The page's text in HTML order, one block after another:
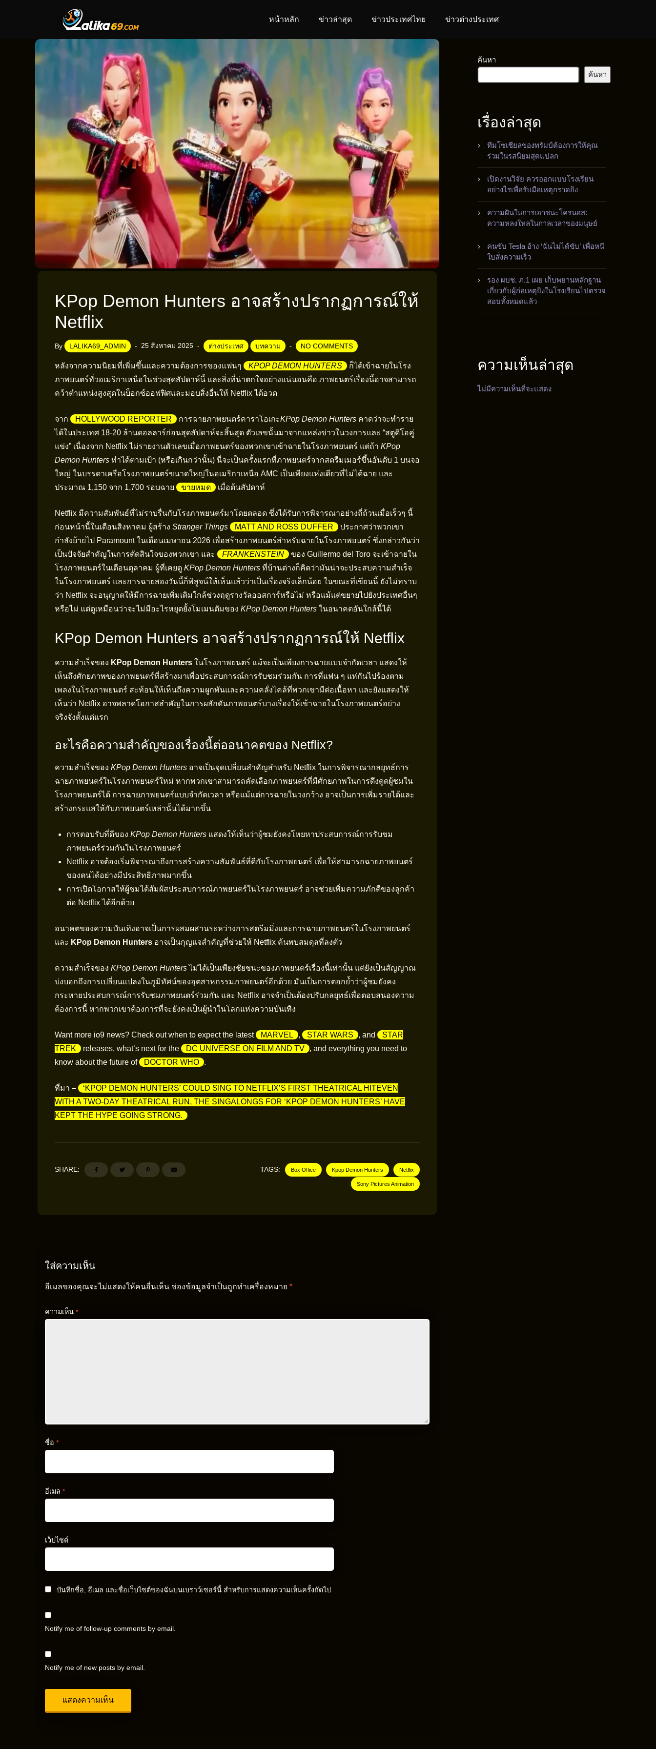
หน้าหลัก ข่าวล่าสุด ข่าวประเทศไทย ข่าวต่างประเทศ
KPop Demon Hunters อาจสร้างปรากฏการณ์ให้
Netflix
By LALIKA69_ADMIN 25 สิงหาคม 2025 ต่างประเทศ บทความ NO COMMENTS
หลังจากความนิยมที่เพิ่มขึ้นและความต้องการของแฟนๆ KPOP DEMON HUNTERS
ก็ได้เข้าฉายในโรง
ภาพยนตร์ทั่วอเมริกาเหนือในช่วงสุดสัปดาห์นี้ และสิ่งที่น่าตกใจอย่างแน่นอนคือ ภาพยนตร์เรื่องนี้อาจสามารถ
คว้าตำแหน่งสูงสุดในบ็อกซ์ออฟฟิศและมอบสิ่งอื่นให้ Netflix ได้อวด
จาก HOLLYWOOD REPORTER การฉายภาพยนตร์คาราโอเกะKPop Demon Hunters คาดว่าจะทำราย
ได้ในประเทศ 18-20 ล้านดอลลาร์ก่อนสุดสัปดาห์จะสิ้นสุด ตัวเลขนั้นมาจากแหล่งข่าวในวงการและ “สตูดิโอคู่
แข่ง” เนื่องจาก Netflix ไม่รายงานตัวเลขเมื่อภาพยนตร์ของพวกเขาเข้าฉายในโรงภาพยนตร์ แต่ถ้า KPop
Demon Hunters ทำได้ตามเป้า (หรือเกินกว่านั้น) นี่จะเป็นครั้งแรกที่ภาพยนตร์จากสตรีมเมอร์ขึ้นอันดับ 1 บนจอ
ใหญ่ ในบรรดาเครือโรงภาพยนตร์ขนาดใหญ่ในอเมริกาเหนือ AMC เป็นเพียงแห่งเดียวที่ไม่ได้ฉาย และ
ประมาณ 1,150 จาก 1,700 รอบฉาย
ขายหมด เมื่อต้นสัปดาห์
Netflix มีความสัมพันธ์ที่ไม่ราบรื่นกับโรงภาพยนตร์มาโดยตลอด ซึ่งได้รับการพิจารณาอย่างถี่ถ้วนเมื่อเร็วๆ นี้
ก่อนหน้านี้ในเดือนสิงหาคม ผู้สร้าง Stranger Things MATT AND ROSS DUFFER
ประกาศว่าพวกเขา
กำลังย้ายไป Paramount ในเดือนเมษายน 2026 เพื่อสร้างภาพยนตร์สำหรับฉายในโรงภาพยนตร์ ซึ่งกล่าวกันว่า
เป็นปัจจัยสำคัญในการตัดสินใจของพวกเขา และ
FRANKENSTEIN
ของ Guillermo del Toro จะเข้าฉายใน
โรงภาพยนตร์ในเดือนตุลาคม ผู้ที่เคยดู KPop Demon Hunters ที่บ้านต่างก็คิดว่ามันน่าจะประสบความสำเร็จ
ในโรงภาพยนตร์ และการฉายสองวันนี้ก็พิสูจน์ให้เห็นแล้วว่าเป็นเรื่องจริงเล็กน้อย ในขณะที่เขียนนี้ ยังไม่ทราบ
ว่า Netflix จะอนุญาตให้มีการฉายเพิ่มเติมใกล้ช่วงฤดูรางวัลออสการ์หรือไม่ หรือแม้แต่ขยายไปยังประเทศอื่นๆ
หรือไม่ แต่ดูเหมือนว่าจะไม่มีอะไรหยุดยั้งโมเมนตัมของ KPop Demon Hunters ในอนาคตอันใกล้นี้ได้
KPop Demon Hunters อาจสร้างปรากฏการณ์ให้ Netflix
ความสำเร็จของ KPop Demon Hunters ในโรงภาพยนตร์ แม้จะเป็นเพียงการฉายแบบจำกัดเวลา แสดงให้
เห็นถึงศักยภาพของภาพยนตร์ที่สร้างมาเพื่อประสบการณ์การรับชมร่วมกัน การที่แฟน ๆ แห่กันไปร้องตาม
เพลงในโรงภาพยนตร์ สะท้อนให้เห็นถึงความผูกพันและความคลั่งไคล้ที่พวกเขามีต่อเนื้อหา และยังแสดงให้
เห็นว่า Netflix อาจพลาดโอกาสสำคัญในการผลักดันภาพยนตร์บางเรื่องให้เข้าฉายในโรงภาพยนตร์อย่าง
จริงจังตั้งแต่แรก
อะไรคือความสำคัญของเรื่องนี้ต่ออนาคตของ Netflix?
ความสำเร็จของ KPop Demon Hunters อาจเป็นจุดเปลี่ยนสำคัญสำหรับ Netflix ในการพิจารณากลยุทธ์การ
ฉายภาพยนตร์ในโรงภาพยนตร์ใหม่ หากพวกเขาสามารถคัดเลือกภาพยนตร์ที่มีศักยภาพในการดึงดูดผู้ชมใน
โรงภาพยนตร์ได้ การฉายภาพยนตร์แบบจำกัดเวลา หรือแม้แต่การฉายในวงกว้าง อาจเป็นการเพิ่มรายได้และ
สร้างกระแสให้กับภาพยนตร์เหล่านั้นได้มากขึ้น
การตอบรับที่ดีของ KPop Demon Hunters แสดงให้เห็นว่าผู้ชมยังคงโหยหาประสบการณ์การรับชม
ภาพยนตร์ร่วมกันในโรงภาพยนตร์
Netflix อาจต้องเริ่มพิจารณาถึงการสร้างความสัมพันธ์ที่ดีกับโรงภาพยนตร์ เพื่อให้สามารถฉายภาพยนตร์
ของตนได้อย่างมีประสิทธิภาพมากขึ้น
การเปิดโอกาสให้ผู้ชมได้สัมผัสประสบการณ์ภาพยนตร์ในโรงภาพยนตร์ อาจช่วยเพิ่มความภักดีของลูกค้า
ต่อ Netflix ได้อีกด้วย
อนาคตของความบันเทิงอาจเป็นการผสมผสานระหว่างการสตรีมมิ่งและการฉายภาพยนตร์ในโรงภาพยนตร์
และ KPop Demon Hunters อาจเป็นกุญแจสำคัญที่ช่วยให้ Netflix ค้นพบสมดุลที่ลงตัว
ความสำเร็จของ KPop Demon Huntersไม่ได้เป็นเพียงชัยชนะของภาพยนตร์เรื่องนี้เท่านั้น แต่ยังเป็นสัญญาณ
บ่งบอกถึงการเปลี่ยนแปลงในภูมิทัศน์ของอุตสาหกรรมภาพยนตร์อีกด้วย มันเป็นการตอกย้ำว่าผู้ชมยังคง
กระหายประสบการณ์การรับชมภาพยนตร์ร่วมกัน และ Netflix อาจจำเป็นต้องปรับกลยุทธ์เพื่อตอบสนองความ
ต้องการนี้ หากพวกเขาต้องการที่จะยังคงเป็นผู้นำในโลกแห่งความบันเทิง
Want more io9 news? Check out when to expect the latest MARVEL , STAR WARS , and
STAR
TREK
releases, what’s next for the DC UNIVERSE ON FILM AND TV
, and everything you need to
know about the future of
DOCTOR WHO .
ที่มา –
‘KPOP DEMON HUNTERS’ COULD SING TO NETFLIX’S FIRST THEATRICAL HITEVEN
WITH A TWO-DAY THEATRICAL RUN, THE SINGALONGS FOR ‘KPOP DEMON HUNTERS’ HAVE
KEPT THE HYPE GOING STRONG.
SHARE: TAGS: Box Office Kpop Demon Hunters Netflix
Sony Pictures Animation
ใส่ความเห็น
อีเมลของคุณจะไม่แสดงให้คนอื่นเห็น ช่องข้อมูลจำเป็นถูกทำเครื่องหมาย *
ความเห็น *
ชื่อ *
อีเมล *
เว็บไซต์
บันทึกชื่อ, อีเมล และชื่อเว็บไซต์ของฉันบนเบราว์เซอร์นี้ สำหรับการแสดงความเห็นครั้งถัดไป
Notify me of follow-up comments by email.
Notify me of new posts by email.
ค้นหา
ค้นหา
เรื่องล่าสุด
ทีมโซเชียลของทรัมป์ต้องการให้คุณ
ร่วมในรสนิยมสุดแปลก
เปิดงานวิจัย ควรออกแบบโรงเรียน
อย่างไรเพื่อรับมือเหตุกราดยิง
ความฝันในการเอาชนะโครนอส:
ความหลงใหลในกาลเวลาของมนุษย์
คนขับ Tesla อ้าง ‘ฉันไม่ได้ขับ’ เพื่อหนี
ใบสั่งความเร็ว
รอง ผบช. ภ.1 เผย เก็บพยานหลักฐาน
เกี่ยวกับผู้ก่อเหตุยิงในโรงเรียนไปตรวจ
สอบทั้งหมดแล้ว
ความเห็นล่าสุด
ไม่มีความเห็นที่จะแสดง